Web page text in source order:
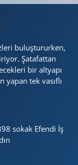
buluştururken,
Şatafattan
bir altyapı
tek vasıflı
sokak Efendi İş